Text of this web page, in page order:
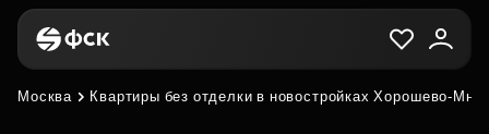
Москва Квартиры без отделки в новостройках Хорошево-